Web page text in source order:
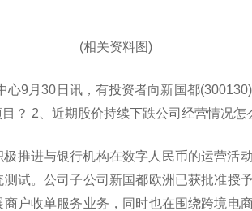
(相关资料图)
心9月30日讯，有投资者向新国都
？ 2、近期股价持续下跌公司经营情况怎
推进与银行机构在数字人民币的运营活
试。公司子公司新国都欧洲已获批准授
户收单服务业务，同时也在围绕跨境电